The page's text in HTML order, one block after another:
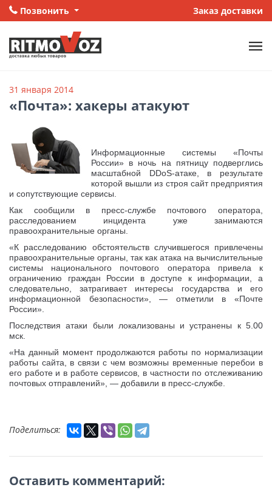
Позвонить Заказ доставки
31 января 2014
«Почта»: хакеры атакуют
Информационные системы «Почты
России» в ночь на пятницу подверглись
масштабной DDoS-атаке, в результате
которой вышли из строя сайт предприятия
и сопутствующие сервисы.
Как сообщили в пресс-службе почтового оператора,
расследованием инцидента уже занимаются
правоохранительные органы.
«К расследованию обстоятельств случившегося привлечены
правоохранительные органы, так как атака на вычислительные
системы национального почтового оператора привела к
ограничению граждан России в доступе к информации, а
следовательно, затрагивает интересы государства и его
информационной безопасности», — отметили в «Почте
России».
Последствия атаки были локализованы и устранены к 5.00
мск.
«На данный момент продолжаются работы по нормализации
работы сайта, в связи с чем возможны временные перебои в
его работе и в работе сервисов, в частности по отслеживанию
почтовых отправлений», — добавили в пресс-службе.
Поделиться:
Оставить комментарий: